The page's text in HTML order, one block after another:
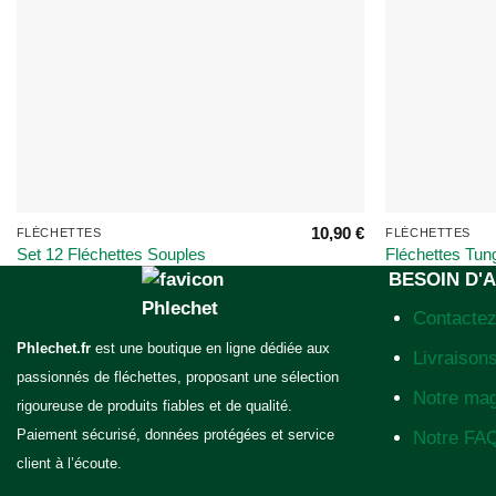
FLÉCHETTES
Set 12 Fléchettes Souples
Professionnelles – Fûts Laiton et
Note5sur 5
10,90 € FLÉCHETTES
Fléchettes
Pointes Acier –
Phlechet.fr est une boutique en ligne dédiée aux
passionnés de fléchettes, proposant une sélection
rigoureuse de produits fiables et de qualité.
Paiement sécurisé, données protégées et service
client à l’écoute.
BESOIN
Notre
Notre